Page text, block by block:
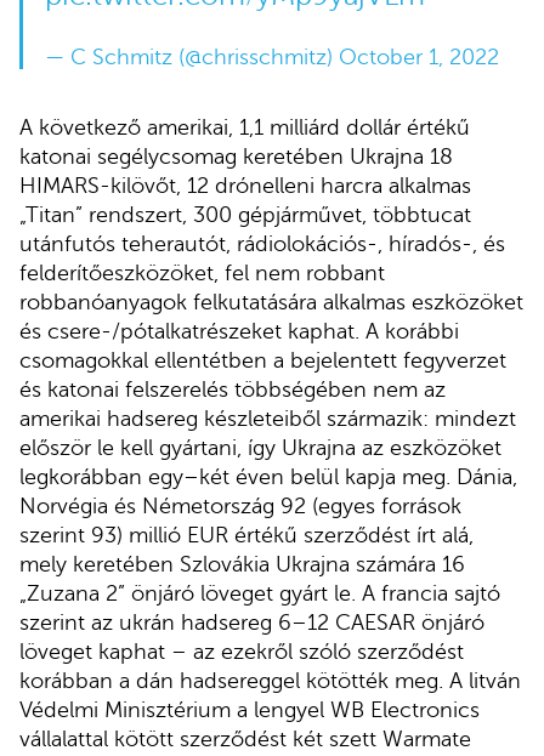
— C Schmitz (@chrisschmitz) October 1, 2022
A következő amerikai, 1,1 milliárd dollár értékű
katonai segélycsomag keretében Ukrajna 18
HIMARS-kilövőt, 12 drónelleni harcra alkalmas
„Titan” rendszert, 300 gépjárművet, többtucat
utánfutós teherautót, rádiolokációs-, híradós-, és
felderítőeszközöket, fel nem robbant
robbanóanyagok felkutatására alkalmas eszközöket
és csere-/pótalkatrészeket kaphat. A korábbi
csomagokkal ellentétben a bejelentett fegyverzet
és katonai felszerelés többségében nem az
amerikai hadsereg készleteiből származik: mindezt
először le kell gyártani, így Ukrajna az eszközöket
legkorábban egy–két éven belül kapja meg. Dánia,
Norvégia és Németország 92 (egyes források
szerint 93) millió EUR értékű szerződést írt alá,
mely keretében Szlovákia Ukrajna számára 16
„Zuzana 2” önjáró löveget gyárt le. A francia sajtó
szerint az ukrán hadsereg 6–12 CAESAR önjáró
löveget kaphat – az ezekről szóló szerződést
korábban a dán hadsereggel kötötték meg. A litván
Védelmi Minisztérium a lengyel WB Electronics
vállalattal kötött szerződést két szett Warmate